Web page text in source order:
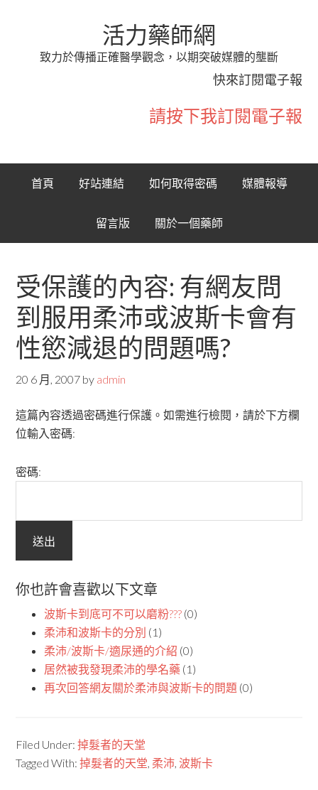
活力藥師網
致力於傳播正確醫學觀念，以期突破媒體的壟斷
快來訂閱電子報
請按下我訂閱電子報
首頁 好站連結 如何取得密碼 媒體報導
留言版 關於一個藥師
受保護的內容: 有網友問
到服用柔沛或波斯卡會有
性慾減退的問題嗎?
20 6 月, 2007 by admin
這篇內容透過密碼進行保護。如需進行檢閱，請於下方欄
位輸入密碼:
密碼:
你也許會喜歡以下文章
波斯卡到底可不可以磨粉??? (0)
柔沛和波斯卡的分別 (1)
柔沛/波斯卡/適尿通的介紹 (0)
居然被我發現柔沛的學名藥 (1)
再次回答網友關於柔沛與波斯卡的問題 (0)
Filed Under:掉髮者的天堂
Tagged With:掉髮者的天堂, 柔沛, 波斯卡